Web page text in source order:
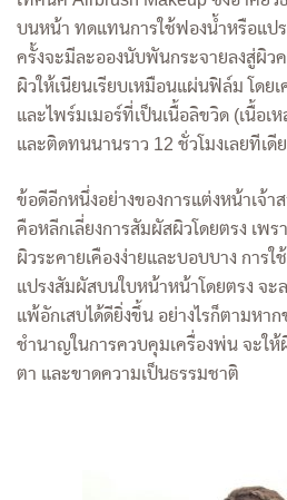
บนหน้า ทดแทนการใช้ฟองน้ำหรือแป
ครั้งจะมีละอองนับพันกระจายลงสู่ผิว
ผิวให้เนียนเรียบเหมือนแผ่นฟิล์ม โดย
และไพร์มเมอร์ที่เป็นเนื้อลิขวิด (เนื้อเ
และติดทนนานราว 12 ชั่วโมงเลยทีเดี
ข้อดีอีกหนึ่งอย่างของการแต่งหน้าเจ้า
คือหลีกเลี่ยงการสัมผัสผิวโดยตรง เพ
ผิวระคายเคืองง่ายและบอบบาง การ
แปรงสัมผัสบนใบหน้าหน้าโดยตรง จะ
แพ้อักเสบได้ดียิ่งขึ้น อย่างไรก็ตามหา
ชำนาญในการควบคุมเครื่องพ่น จะใ
ตา และขาดความเป็นธรรมชาติ